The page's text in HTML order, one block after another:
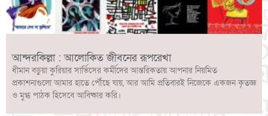
আন্দরকিল্লা : আলোকিত জীবনের রূপরেখা
ধীমান বড়ুয়া কুরিয়ার সার্ভিসের কর্মীদের আন্তরিকতায় আপনার নিয়মিত
প্রকাশনাগুলো আমার হাতে পৌঁছে যায়, আর আমি প্রতিবারই নিজেকে একজন কৃতজ্ঞ
ও মুগ্ধ পাঠক হিসেবে আবিষ্কার করি।